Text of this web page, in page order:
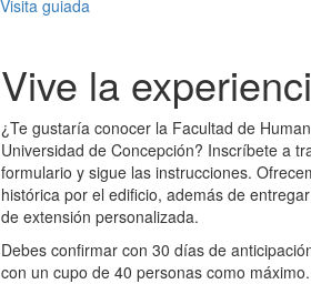
Visita guiada
Vive la
¿Te gustaría conocer la Facultad de
Universidad de Concepción? Inscríbete a
formulario y sigue las instrucciones.
histórica por el edificio, además de
de extensión personalizada.
Debes confirmar con 30 días de
con un cupo de 40 personas como máximo.